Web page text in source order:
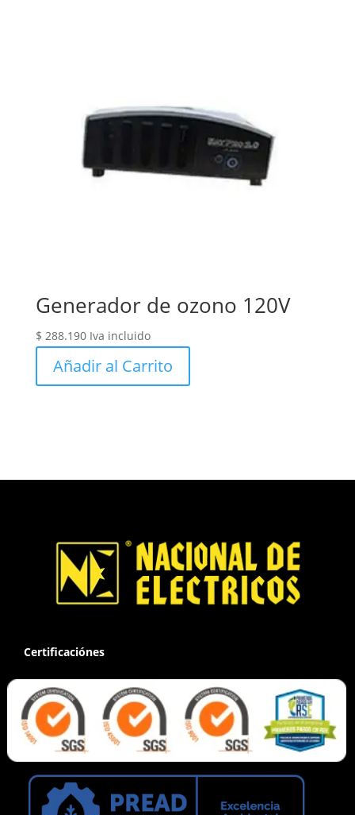
Generador de ozono 120V
$ 288.190 Iva incluido
Añadir al Carrito
Certificaciónes